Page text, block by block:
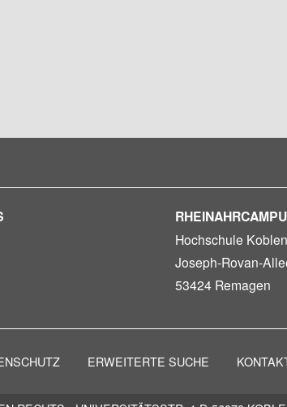
Hochschule
Joseph-Rovan-
53424 Remagen
ERWEITERTE SUCHE